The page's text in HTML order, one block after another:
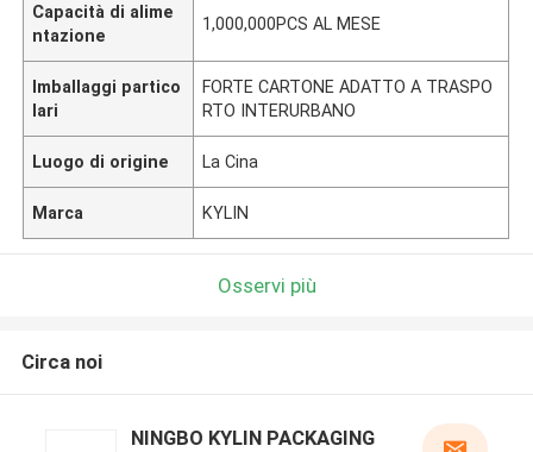
Capacità di alime
ntazione
1,000,000PCS AL MESE
Imballaggi partico
lari
FORTE CARTONE ADATTO A TRASPO
RTO INTERURBANO
Luogo di origine La Cina
Marca KYLIN
Osservi più
Circa noi
NINGBO KYLIN PACKAGING